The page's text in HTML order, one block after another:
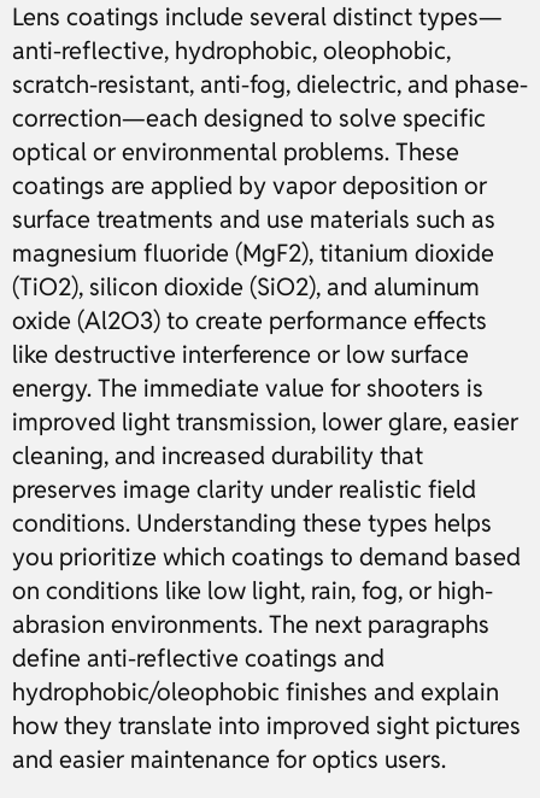
Lens coatings include several distinct types—
anti-reflective, hydrophobic, oleophobic,
scratch-resistant, anti-fog, dielectric, and phase-
correction—each designed to solve specific
optical or environmental problems. These
coatings are applied by vapor deposition or
surface treatments and use materials such as
magnesium fluoride (MgF2), titanium dioxide
(TiO2), silicon dioxide (SiO2), and aluminum
oxide (Al2O3) to create performance effects
like destructive interference or low surface
energy. The immediate value for shooters is
improved light transmission, lower glare, easier
cleaning, and increased durability that
preserves image clarity under realistic field
conditions. Understanding these types helps
you prioritize which coatings to demand based
on conditions like low light, rain, fog, or high-
abrasion environments. The next paragraphs
define anti-reflective coatings and
hydrophobic/oleophobic finishes and explain
how they translate into improved sight pictures
and easier maintenance for optics users.